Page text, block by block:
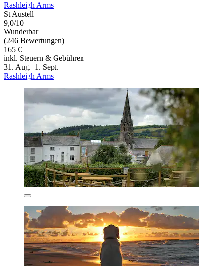
Rashleigh Arms
St Austell
9,0/10
Wunderbar
(246 Bewertungen)
165 €
inkl. Steuern & Gebühren
31. Aug.–1. Sept.
Rashleigh Arms